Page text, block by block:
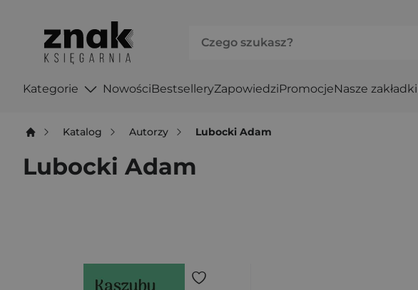
Kategorie NowościBestselleryZapowiedziPromocjeNasze zakładki
Katalog Autorzy Lubocki Adam
Lubocki Adam